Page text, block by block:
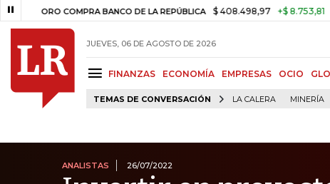
ORO COMPRA BANCO DE LA REPÚBLICA $ 408.498,97 +$ 8.753,81 +2,19%
JUEVES, 06 DE AGOSTO DE 2026
FINANZAS ECONOMÍA EMPRESAS OCIO
TEMAS DE CONVERSACIÓN LA CALERA MINERÍA
ANALISTAS 26/07/2022